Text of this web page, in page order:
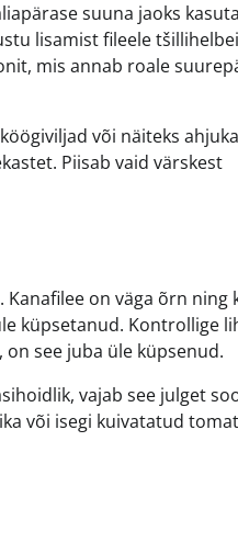
suuna jaoks
lisamist fileele
mis annab roale
või näiteks
Piisab vaid värskest
on väga õrn ning
küpsetanud. Kontrollige
see juba üle küpsenud.
vajab see julget
või isegi kuivatatud